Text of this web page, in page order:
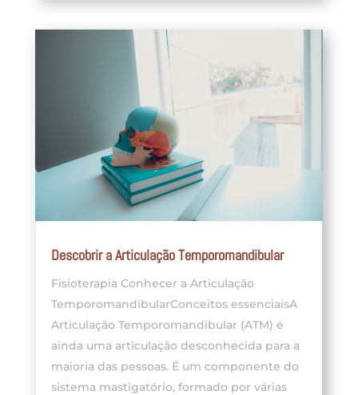
Descobrir a Articulação Temporomandibular
Fisioterapia Conhecer a Articulação
TemporomandibularConceitos essenciaisA
Articulação Temporomandibular (ATM) é
ainda uma articulação desconhecida para a
maioria das pessoas. É um componente do
sistema mastigatório, formado por várias